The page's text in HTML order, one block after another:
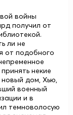
войны
получил от
ли не
от подобного
некие
дом, Хью,
военный
и в
темноволосую